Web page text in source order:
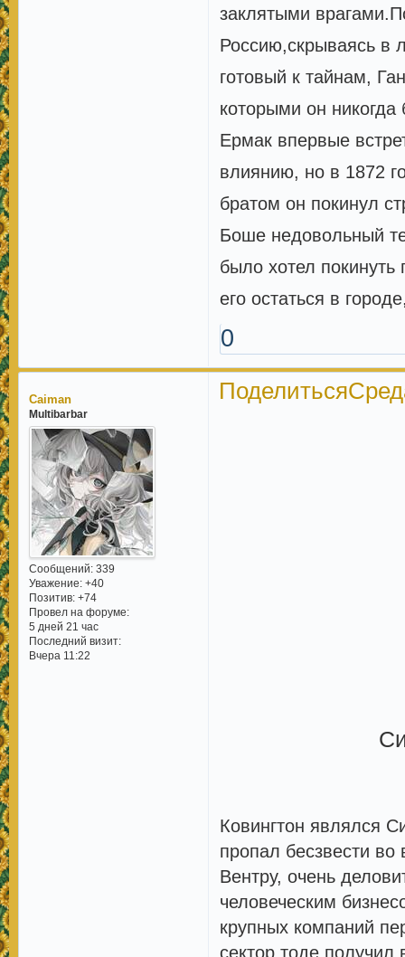
заклятыми
Россию,скрываясь в
готовый к тайнам,
которыми он
Ермак впервые
влиянию, но в 1872
братом он покинул
Боше недовольный
было хотел
его остаться в
0
Поделиться
Caiman
Multibarbar
Сообщений: 339
Уважение: +40
Позитив: +74
Провел на форуме:
5 дней 21 час
Последний визит:
Вчера 11:22
Ковингтон являлся
пропал бесзвести
Вентру, очень
человеческим
крупных компаний
сектор тоде